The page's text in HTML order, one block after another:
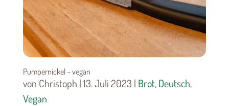
Pumpernickel – vegan
von Christoph | 13. Juli 2023 | Brot,Deutsch,
Vegan